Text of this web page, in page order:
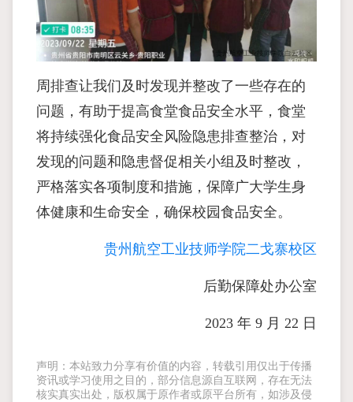
周排查让我们及时发现并整改了一些存在的
问题，有助于提高食堂食品安全水平，食堂
将持续强化食品安全风险隐患排查整治，对
发现的问题和隐患督促相关小组及时整改，
严格落实各项制度和措施，保障广大学生身
体健康和生命安全，确保校园食品安全。
贵州航空工业技师学院二戈寨校区
后勤保障处办公室
2023 年 9 月 22 日
声明：本站致力分享有价值的内容，转载引用仅出于传播
资讯或学习使用之目的，部分信息源自互联网，存在无法
核实真实出处，版权属于原作者或原平台所有，如涉及侵